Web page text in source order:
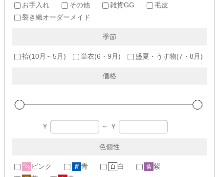
お手入れ
その他 雑貨GG
毛皮
裂き織オーダーメイド
季節
袷(10月～5月) 単衣(6・9月) 盛夏・うす物(7・8月)
価格
￥ ～ ￥
色個性
ピンク 青 白
紫